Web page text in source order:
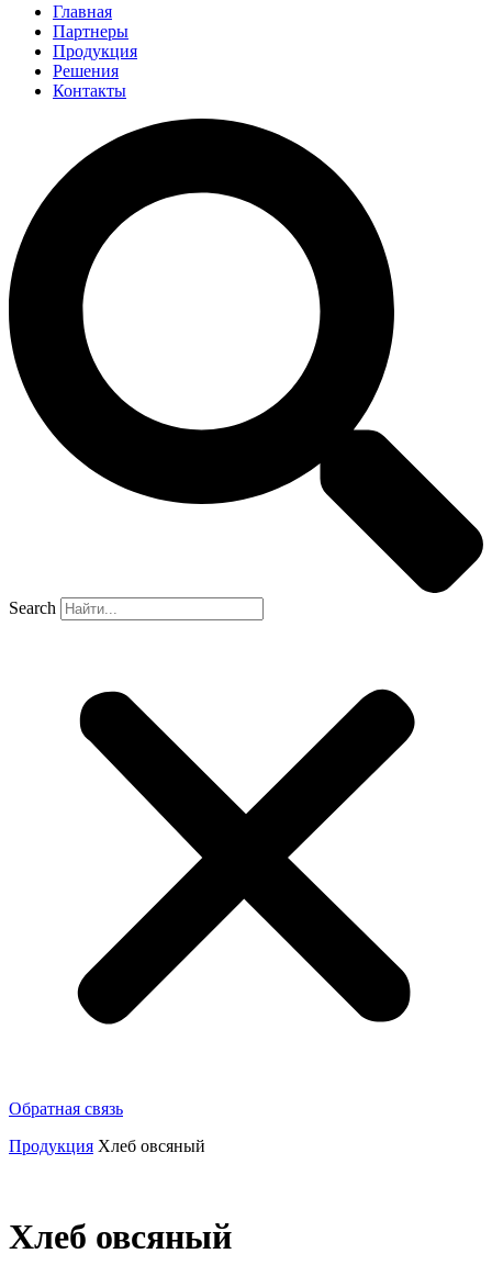
Главная
Партнеры
Продукция
Решения
Контакты
Search
Обратная связь
Продукция Хлеб овсяный
Хлеб овсяный